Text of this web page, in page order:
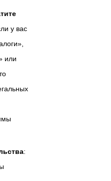
у вас
или
: